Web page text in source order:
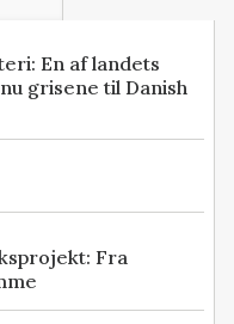
En af landets
grisene til Danish
Fra